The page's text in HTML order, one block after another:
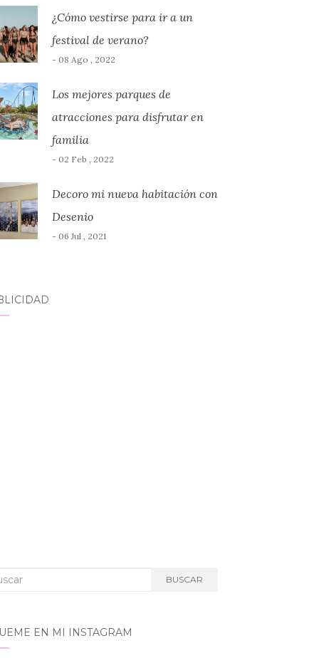
¿Cómo vestirse para ir a un
festival de verano?
- 08 Ago , 2022
Los mejores parques de
atracciones para disfrutar en
familia
- 02 Feb , 2022
Decoro mi nueva habitación con
Desenio
- 06 Jul , 2021
BUSCAR
EN MI INSTAGRAM